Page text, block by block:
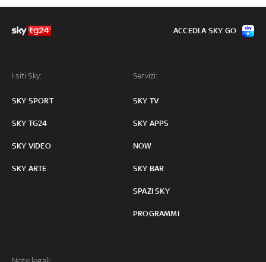
I siti Sky:
SKY SPORT
SKY TG24
SKY VIDEO
SKY ARTE
Servizi:
SKY TV
SKY APPS
NOW
SKY BAR
SPAZI SKY
PROGRAMMI
ACCEDI A SKY GO